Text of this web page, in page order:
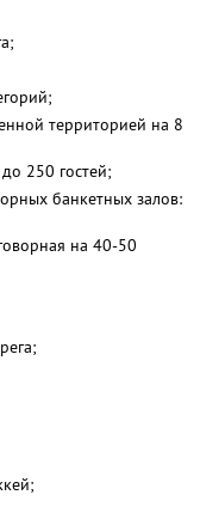
территорией на 8
250 гостей;
банкетных залов:
на 40-50